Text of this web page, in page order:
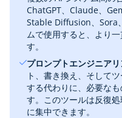
ChatGPT、Claude、
Stable Diffusion、Sora
ムで使用すると、より
す。
プロンプトエンジニアリ
ト、書き換え、そして
する代わりに、必要な
す。このツールは反復
に集中できます。